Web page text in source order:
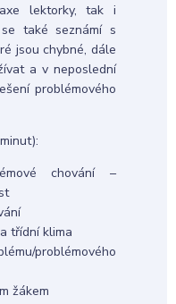
lektorky, tak i
také seznámí s
jsou chybné, dále
a v neposlední
problémového
chování –
třídní klima
problémového
žákem